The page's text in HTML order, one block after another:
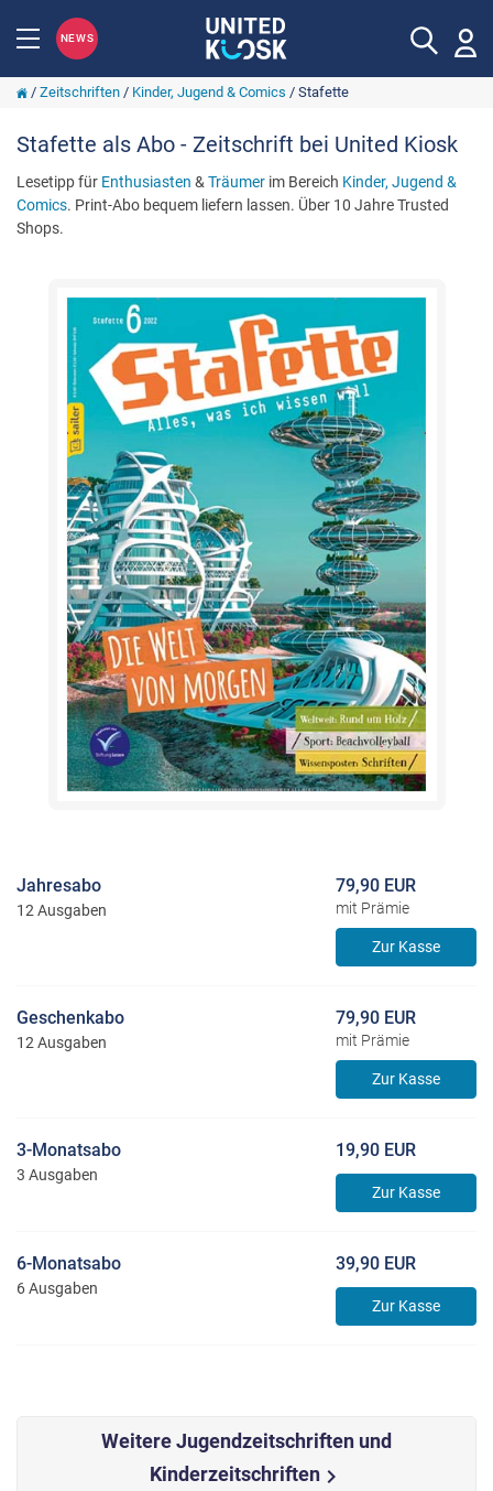
NEWS
/ Zeitschriften/ Kinder, Jugend & Comics / Stafette
Stafette als Abo - Zeitschrift bei United Kiosk
Lesetipp für Enthusiasten & Träumer im Bereich Kinder, Jugend &
Comics. Print-Abo bequem liefern lassen. Über 10 Jahre Trusted
Shops.
Jahresabo
12 Ausgaben
79,90 EUR
mit Prämie
Zur Kasse
Geschenkabo
12 Ausgaben
79,90 EUR
mit Prämie
Zur Kasse
3-Monatsabo
3 Ausgaben
19,90 EUR
Zur Kasse
6-Monatsabo
6 Ausgaben
39,90 EUR
Zur Kasse
Weitere Jugendzeitschriften und
Kinderzeitschriftenchevron_right